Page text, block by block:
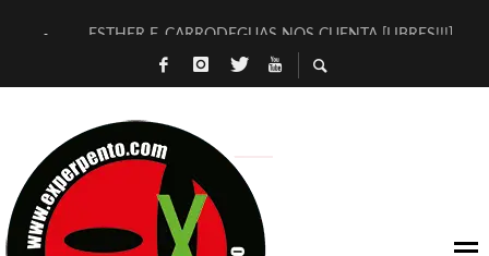
ESTHER F. CARRODEGUAS NOS CUENTA [LIBRES!!!]
[TERRA DE GUAPES] DE SANDRA MONFORT
TIMBRE 4, LA ESCUELA DEL DIRECTOR TEATRAL CLAUDIO
30 AÑOS (NO ES NADA) DE LA KATARSIS DEL TOMATAZO
MILITARES JUDÍAS EN #EXVITA